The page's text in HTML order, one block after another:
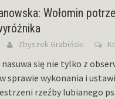
Wołomin
Zbyszek Grabiński
się nie tylko z
sprawie wykonania i
rzeźby lubianego